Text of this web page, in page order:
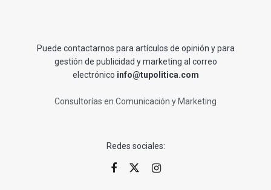
Puede contactarnos para artículos de opinión y para
gestión de publicidad y marketing al correo
electrónico info@tupolitica.com
Consultorías en Comunicación y Marketing
Redes sociales: